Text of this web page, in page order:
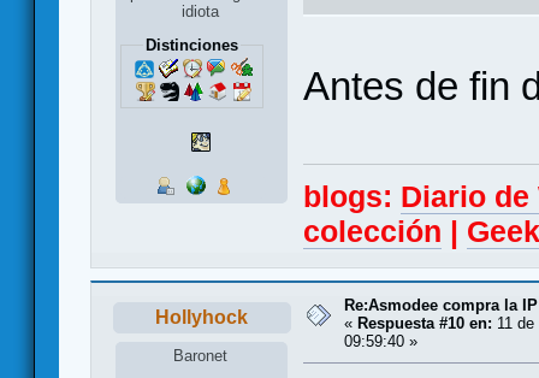
idiota
Distinciones
Antes de fin
blogs: Diario
colección
Hollyhock
Baronet
Re:Asmodee compra la
« Respuesta #10 en: 11
09:59:40 »